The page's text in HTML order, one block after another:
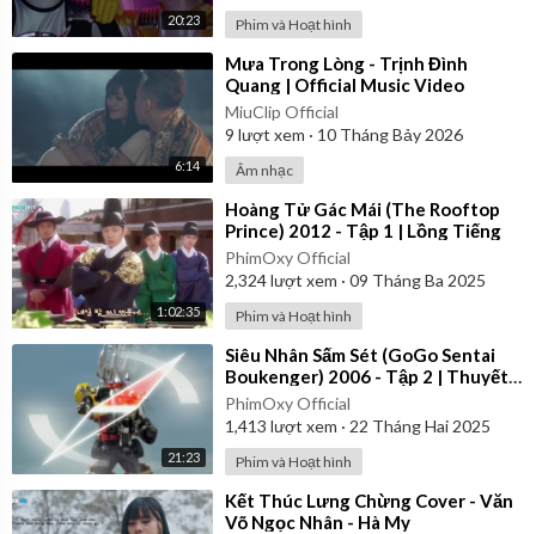
20:23 Phim và Hoạt hình
6:14
⁣Mưa Trong Lòng - Trịnh Đình
Quang | Official Music Video
MiuClip Official
9 lượt xem · 10 Tháng Bảy 2026
Âm nhạc
1:02:35
⁣Hoàng Tử Gác Mái (The Rooftop
Prince) 2012 - Tập 1 | Lồng Tiếng
PhimOxy Official
2,324lượt xem · 09 Tháng Ba 2025
Phim và Hoạt hình
21:23
⁣Siêu Nhân Sấm Sét (GoGo Sentai
Boukenger) 2006 - Tập 2 | Thuyết
Minh
PhimOxy Official
1,413 lượt xem · 22 Tháng Hai 2025
Phim và Hoạt hình
⁣Kết Thúc Lưng Chừng Cover - Văn
Võ Ngọc Nhân - Hà My